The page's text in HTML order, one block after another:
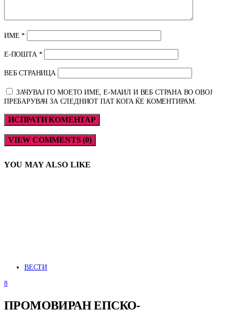
ИМЕ*
Е-ПОШТА *
ВЕБ СТРАНИЦА
ЗАЧУВАЈ ГО МОЕТО ИМЕ, Е-МАИЛ И ВЕБ СТРАНА ВО ОВОЈ
ПРЕБАРУВАЧ ЗА СЛЕДНИОТ ПАТ КОГА ЌЕ КОМЕНТИРАМ.
VIEW COMMENTS (0)
YOU MAY ALSO LIKE
ВЕСТИ
8
ПРОМОВИРАН ЕПСКО-